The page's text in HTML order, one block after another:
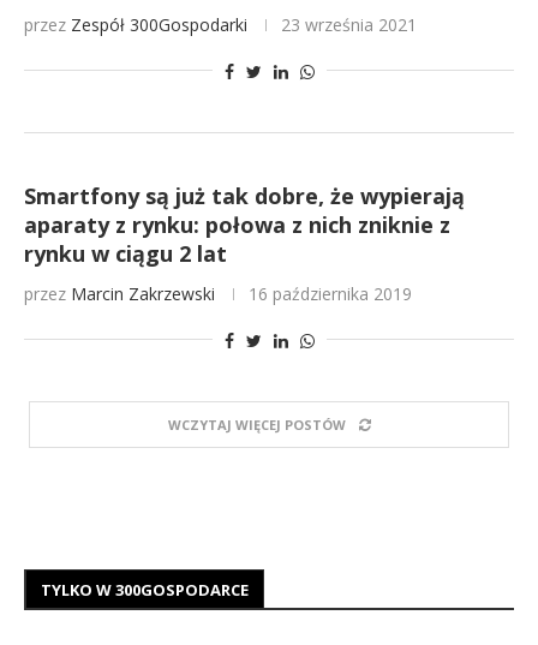
przez Zespół 300Gospodarki 23 września 2021
Smartfony są już tak dobre, że wypierają
aparaty z rynku: połowa z nich zniknie z
rynku w ciągu 2 lat
przez Marcin Zakrzewski 16 października 2019
WCZYTAJ WIĘCEJ POSTÓW
TYLKO W 300GOSPODARCE